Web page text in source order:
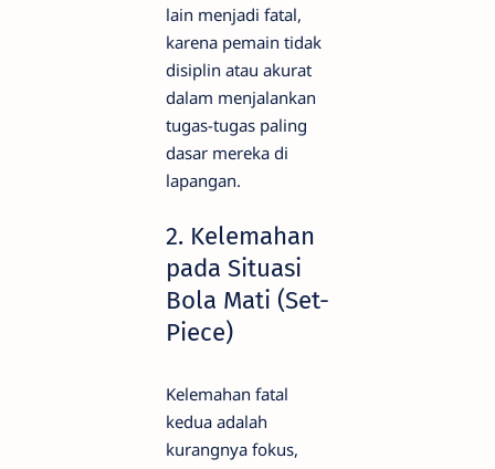
lain menjadi fatal,
karena pemain tidak
disiplin atau akurat
dalam menjalankan
tugas-tugas paling
dasar mereka di
lapangan.
2. Kelemahan
pada Situasi
Bola Mati (Set-
Piece)
Kelemahan fatal
kedua adalah
kurangnya fokus,